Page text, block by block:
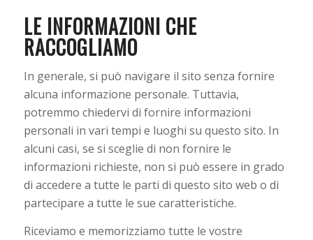
LE INFORMAZIONI CHE
RACCOGLIAMO
In generale, si può navigare il sito senza fornire
alcuna informazione personale. Tuttavia,
potremmo chiedervi di fornire informazioni
personali in vari tempi e luoghi su questo sito. In
alcuni casi, se si sceglie di non fornire le
informazioni richieste, non si può essere in grado
di accedere a tutte le parti di questo sito web o di
partecipare a tutte le sue caratteristiche.
Riceviamo e memorizziamo tutte le vostre